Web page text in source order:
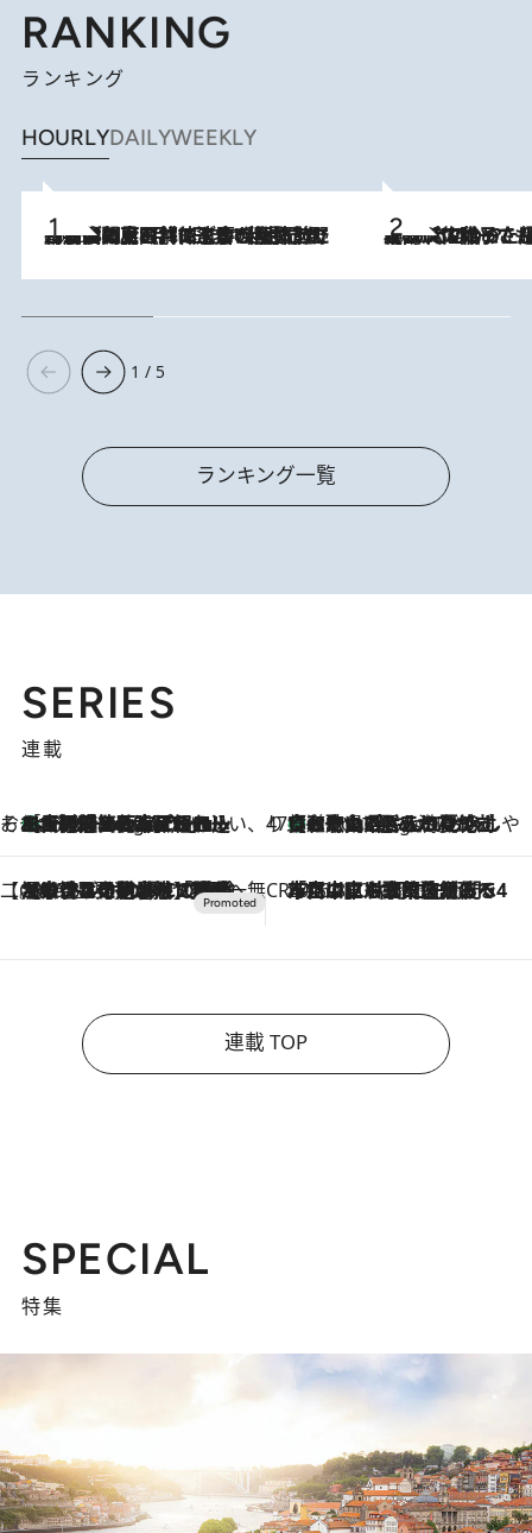
RANKING
ランキング
HOURLYDAILYWEEKLY
2026.8.8
「最後に見られてよかった」上野動物園の東園パンダ舎が解体前に特別公開。8月16日まで延長されたパネル展と共に辿る“半世紀”のパンダ飼育《解体工事の図面あり》 2026.8.5
【阿川佐和子さんの年とる力】なぜ70代で始めた趣味は“こんなに楽しい”のか？ ピアノ、俳句…スランプに陥っても続けられる“ある秘訣”とは
1 / 5
ランキング一覧
SERIES
連載
そおだよおこの関西おいしい、おやつ紀行9 Hours Ago
［大阪府箕面市］一皿一皿目の前で仕上げられる、料理を巧みに組み込んだアシェットデセールコース「ミチル アシェット デセール（Michiru assiette dessert）」 47都道府県の手みやげ ひんやりスイーツで夏を満喫
9 Hours Ago
【和歌山県】この夏絶対食べたい 冷やしておいしいおやつ3選 みかんがごろっと丸ごと入ったジュレ
【CREA×星野リゾート】唯一無二。癒しと発見が待つ場所へ
2026.8.7
【トンボの足水浴】ヒノキの香りに包まれて涼感マックス！約13℃の湧水かけ流しを避暑地「星野温泉 トンボの湯」で体験 CREA'S CHOICE
2026.8.7
「立川にも歌舞伎があるんだよ」 片岡仁左衛門・市川中車ら豪華座組みで4年目の立川立飛歌舞伎へ
連載 TOP
SPECIAL
特集